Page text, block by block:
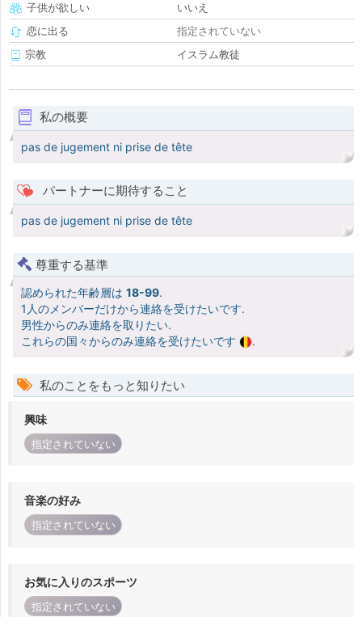
子供が欲しい
いいえ
恋に出る
指定されていない
宗教
イスラム教徒
私の概要
pas de jugement ni prise de tête
パートナーに期待すること
pas de jugement ni prise de tête
尊重する基準
認められた年齢層は 18-99.
1人のメンバーだけから連絡を受けたいです.
男性からのみ連絡を取りたい.
これらの国々からのみ連絡を受けたいです
.
私のことをもっと知りたい
興味
指定されていない
音楽の好み
指定されていない
お気に入りのスポーツ
指定されていない